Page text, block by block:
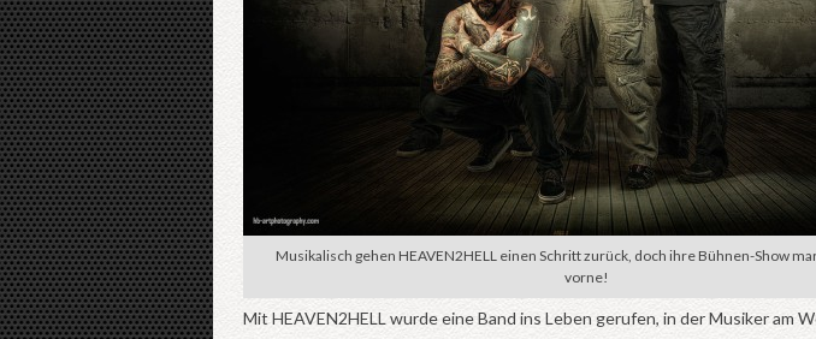
Musikalisch gehen HEAVEN2HELL einen Schritt zurück, doch ihre Bühnen-Show
vorne!
Mit HEAVEN2HELL wurde eine Band ins Leben gerufen, in der Musiker am